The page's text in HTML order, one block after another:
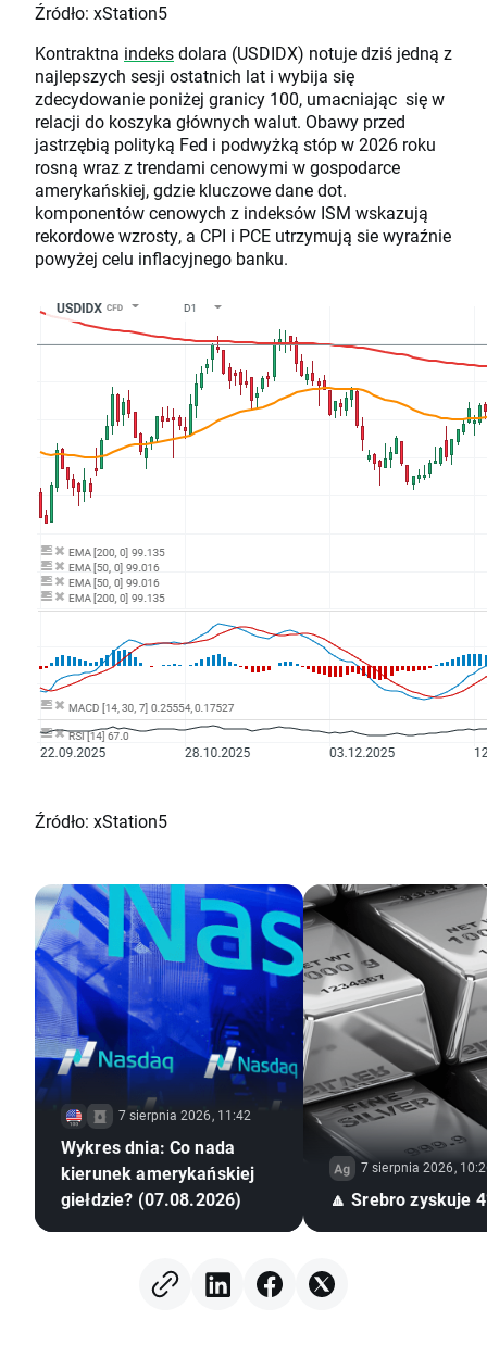
Źródło: xStation5
Kontraktna indeksdolara (USDIDX) notuje dziś jedną z
najlepszych sesji ostatnich lat i wybija się
zdecydowanie poniżej granicy 100, umacniając się w
relacji do koszyka głównych walut. Obawy przed
jastrzębią polityką Fed i podwyżką stóp w 2026 roku
rosną wraz z trendami cenowymi w gospodarce
amerykańskiej, gdzie kluczowe dane dot.
komponentów cenowych z indeksów ISM wskazują
rekordowe wzrosty, a CPI i PCE utrzymują sie wyraźnie
powyżej celu inflacyjnego banku.
Źródło: xStation5
7 sierpnia 2026, 11:42
Wykres dnia: Co nada
kierunek amerykańskiej
giełdzie? (07.08.2026)
7 sierpnia 2026,
🔼 Srebro zyskuje